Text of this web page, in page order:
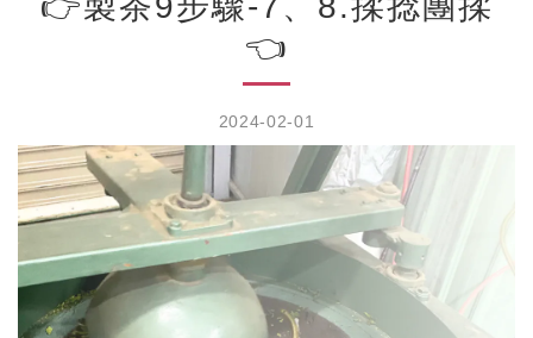
👈
2024-02-01